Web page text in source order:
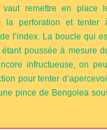
vaut remettre en place
la perforation et tenter
l’index. La boucle qui
poussée à mesure
infructueuse, on
pour tenter
pince de Bengolea